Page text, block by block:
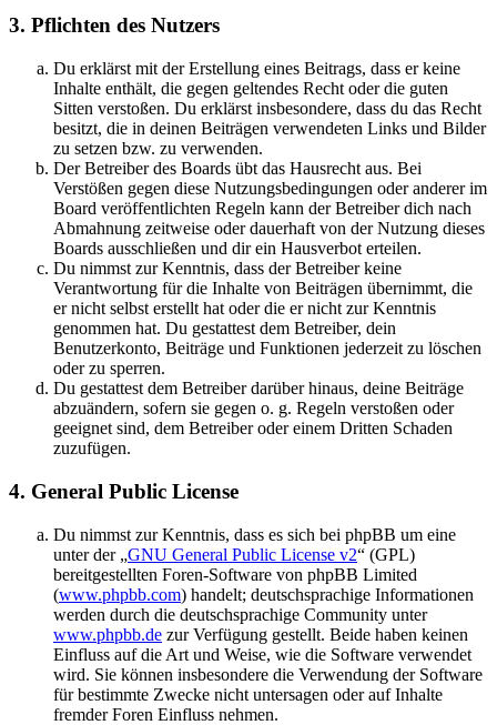
3. Pflichten des Nutzers
Du erklärst mit der Erstellung eines Beitrags, dass er keine
Inhalte enthält, die gegen geltendes Recht oder die guten
Sitten verstoßen. Du erklärst insbesondere, dass du das Recht
besitzt, die in deinen Beiträgen verwendeten Links und Bilder
zu setzen bzw. zu verwenden.
Der Betreiber des Boards übt das Hausrecht aus. Bei
Verstößen gegen diese Nutzungsbedingungen oder anderer im
Board veröffentlichten Regeln kann der Betreiber dich nach
Abmahnung zeitweise oder dauerhaft von der Nutzung dieses
Boards ausschließen und dir ein Hausverbot erteilen.
Du nimmst zur Kenntnis, dass der Betreiber keine
Verantwortung für die Inhalte von Beiträgen übernimmt, die
er nicht selbst erstellt hat oder die er nicht zur Kenntnis
genommen hat. Du gestattest dem Betreiber, dein
Benutzerkonto, Beiträge und Funktionen jederzeit zu löschen
oder zu sperren.
Du gestattest dem Betreiber darüber hinaus, deine Beiträge
abzuändern, sofern sie gegen o. g. Regeln verstoßen oder
geeignet sind, dem Betreiber oder einem Dritten Schaden
zuzufügen.
4. General Public License
Du nimmst zur Kenntnis, dass es sich bei phpBB um eine
unter der „GNU General Public License v2“ (GPL)
bereitgestellten Foren-Software von phpBB Limited
(www.phpbb.com) handelt; deutschsprachige Informationen
werden durch die deutschsprachige Community unter
www.phpbb.de zur Verfügung gestellt. Beide haben keinen
Einfluss auf die Art und Weise, wie die Software verwendet
wird. Sie können insbesondere die Verwendung der Software
für bestimmte Zwecke nicht untersagen oder auf Inhalte
fremder Foren Einfluss nehmen.